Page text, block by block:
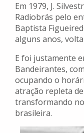
Em 1979, J.
Radiobrás pelo
Baptista
alguns anos,
E foi justamente
Bandeirantes,
ocupando o
atração repleta
transformando
brasileira.